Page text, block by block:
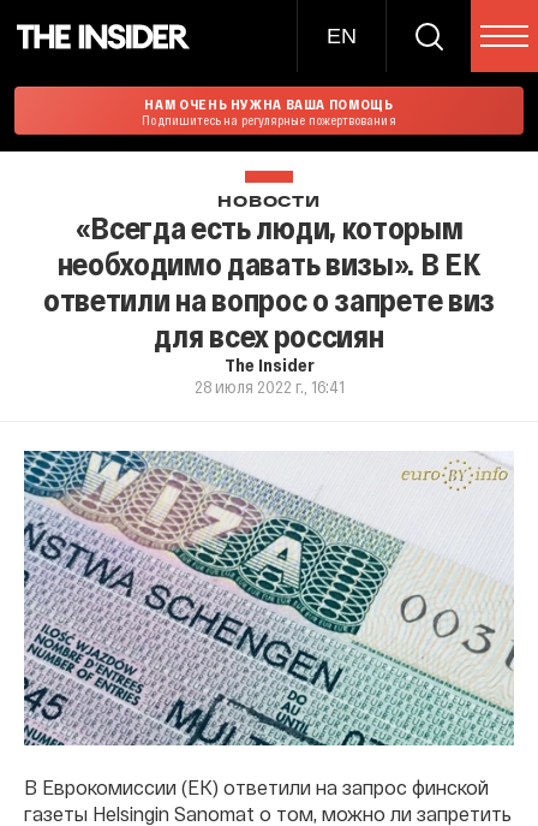
EN
НАМ ОЧЕНЬ НУЖНА ВАША ПОМОЩЬ
Подпишитесь на регулярные пожертвования
НОВОСТИ
«Всегда есть люди, которым
необходимо давать визы». В ЕК
ответили на вопрос о запрете виз
для всех россиян
The Insider
28 июля 2022 г., 16:41
В Еврокомиссии (ЕК) ответили на запрос финской
газеты Helsingin Sanomat о том, можно ли запретить